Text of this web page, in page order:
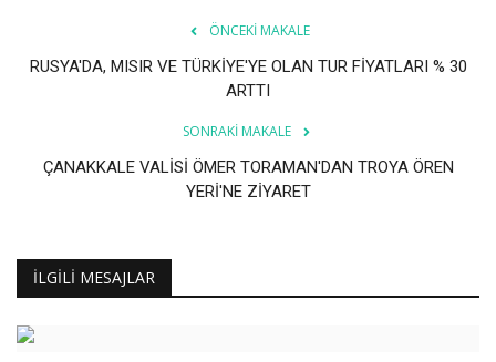
ÖNCEKI MAKALE
RUSYA'DA, MISIR VE TÜRKİYE'YE OLAN TUR FİYATLARI % 30
ARTTI
SONRAKI MAKALE
ÇANAKKALE VALİSİ ÖMER TORAMAN'DAN TROYA ÖREN
YERİ'NE ZİYARET
İLGILI MESAJLAR